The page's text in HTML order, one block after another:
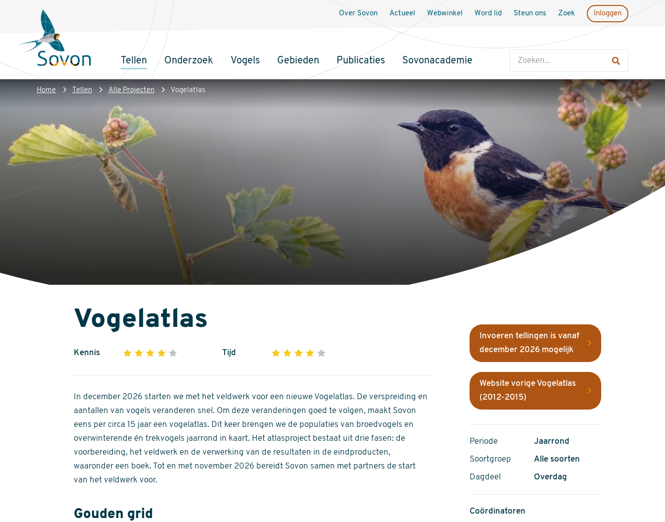
inhoud
Sovon
Homepage
Hoofdnavigatie
Tellen Onderzoek Vogels Gebieden Publicaties Sovonacademie
Over Sovon Actueel Webwinkel Word lid Steun ons Zoek Inloggen
Kruimelpad
Home Tellen Alle Projecten Vogelatlas
Vogelatlas
Kennis 1 2 3 4
of
5
stars
Tijd 1 2 3 4
of
5
stars
In december 2026 starten we met het veldwerk voor een nieuwe Vogelatlas. De verspreiding en
aantallen van vogels veranderen snel. Om deze veranderingen goed te volgen, maakt Sovon
eens per circa 15 jaar een vogelatlas. Dit keer brengen we de populaties van broedvogels en
overwinterende én trekvogels jaarrond in kaart. Het atlasproject bestaat uit drie fasen: de
voorbereiding, het veldwerk en de verwerking van de resultaten in de eindproducten,
waaronder een boek. Tot en met november 2026 bereidt Sovon samen met partners de start
van het veldwerk voor.
Gouden grid
Invoeren tellingen is vanaf
december 2026 mogelijk
Website vorige Vogelatlas
(2012-2015)
Periode Jaarrond
Soortgroep Alle soorten
Dagdeel Overdag
Coördinatoren